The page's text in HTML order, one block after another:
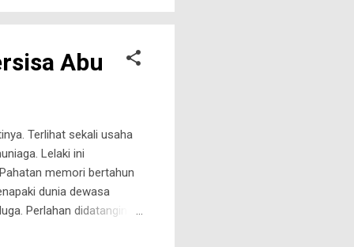
Abu
Terlihat sekali usaha
Lelaki ini
memori bertahun
dunia dewasa
Perlahan didatanginya